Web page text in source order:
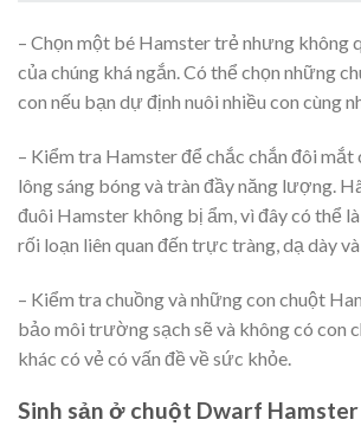
– Chọn một bé Hamster trẻ nhưng không
của chúng khá ngắn. Có thể chọn những
con nếu bạn dự định nuôi nhiều con cùng
– Kiểm tra Hamster để chắc chắn đôi mắt
lông sáng bóng và tràn đầy năng lượng.
đuôi Hamster không bị ẩm, vì đây có thể
rối loạn liên quan đến trực tràng, dạ dày
– Kiểm tra chuồng và những con chuột
bảo môi trường sạch sẽ và không có con
khác có vẻ có vấn đề về sức khỏe.
Sinh sản ở chuột Dwarf